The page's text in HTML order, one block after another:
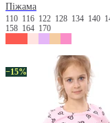
Піжама
110 116 122 128 134 140
158 164 170
−15%